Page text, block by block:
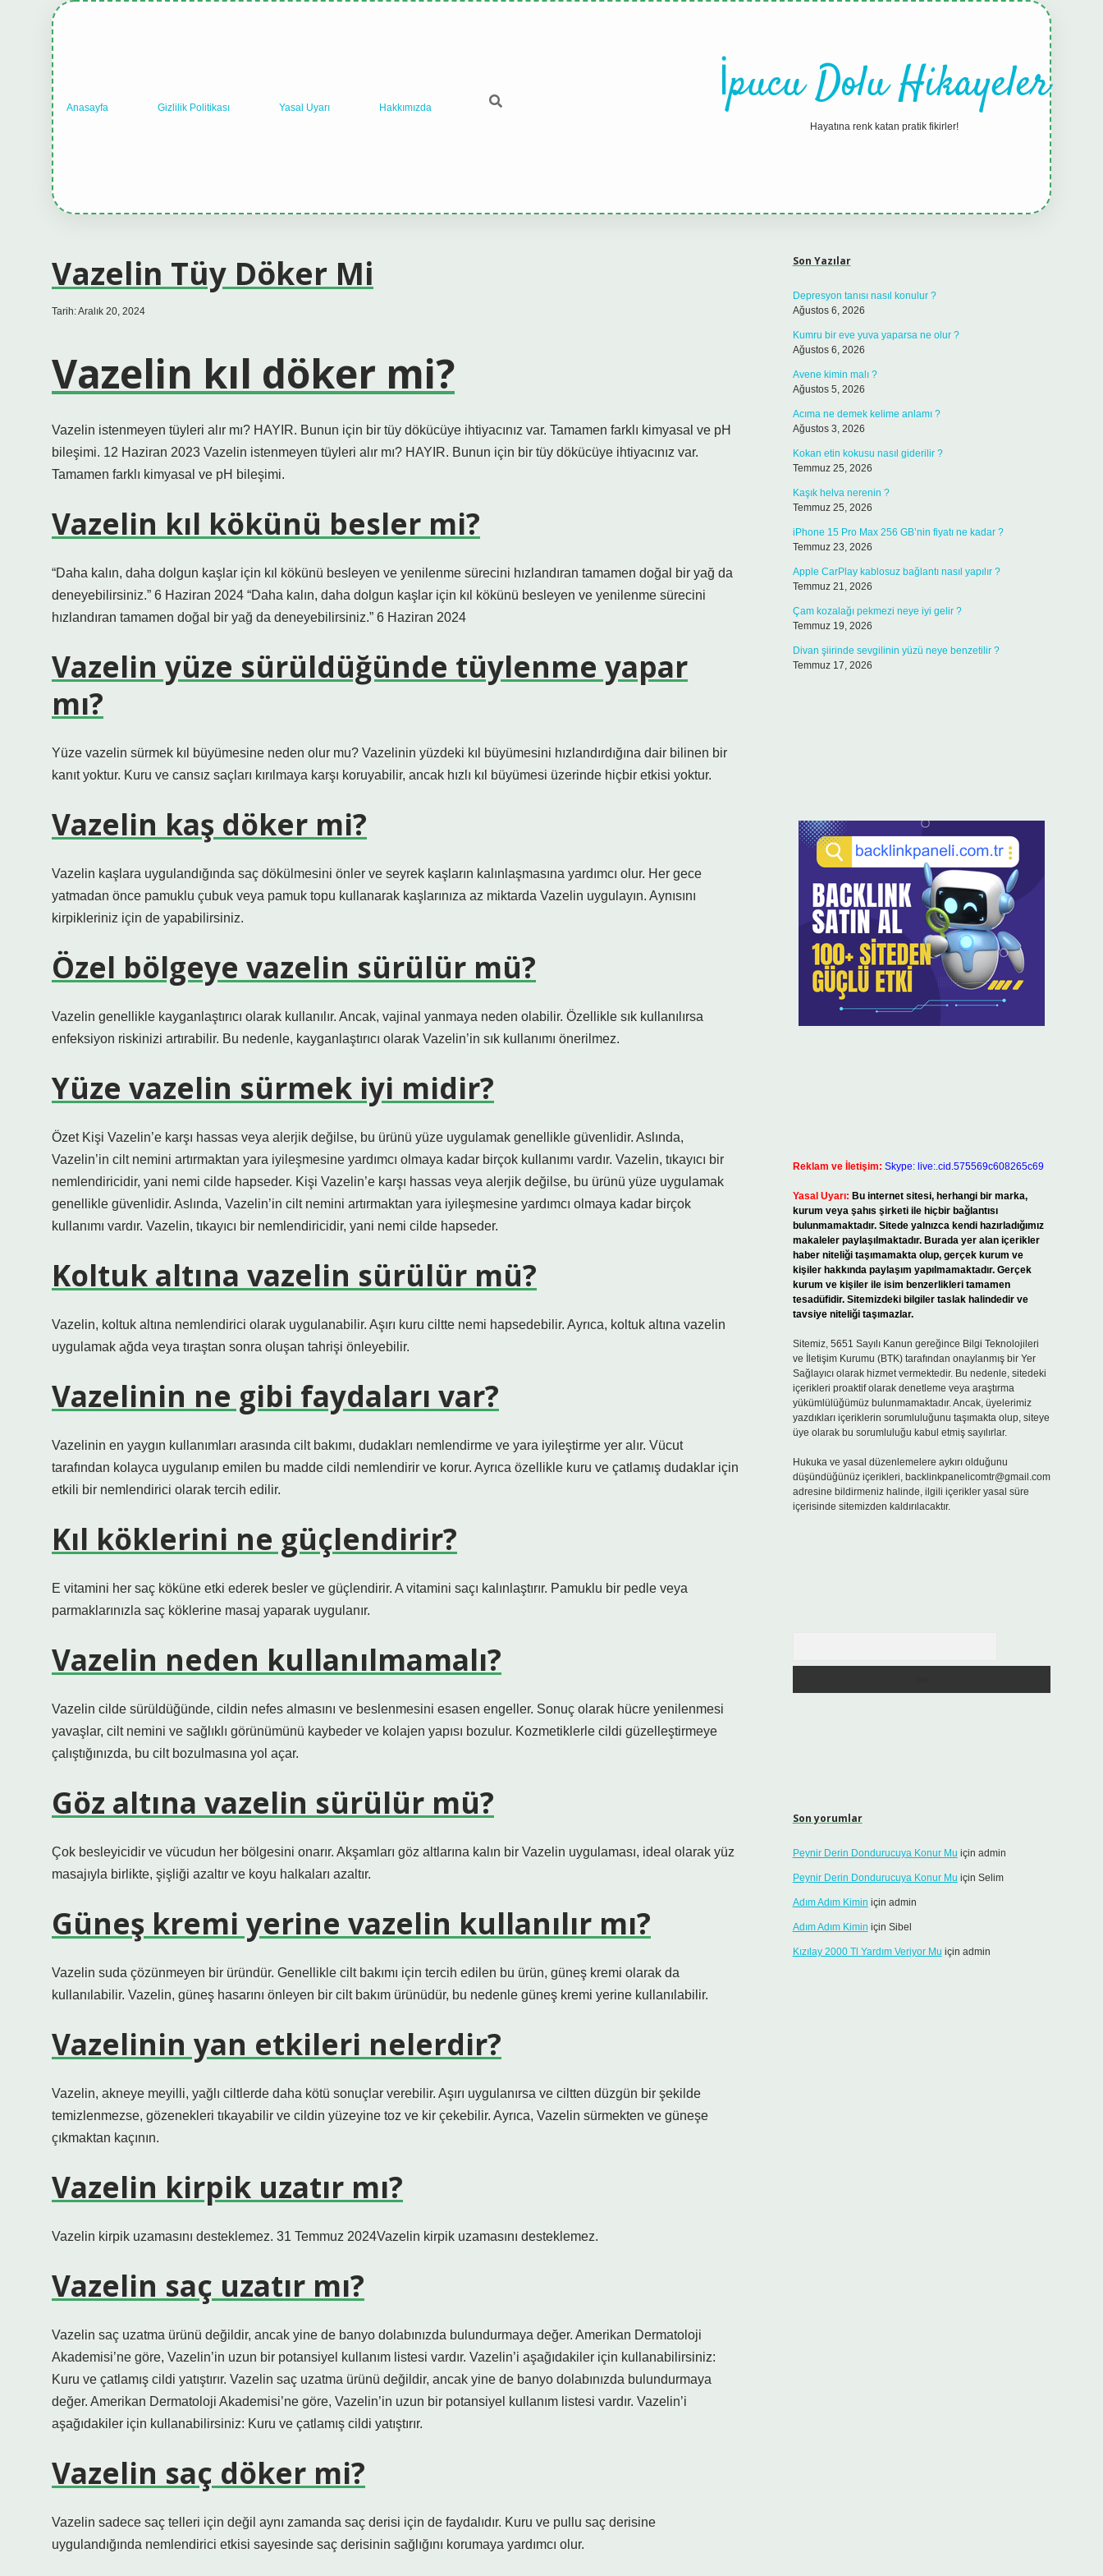
Anasayfa Gizlilik Politikası Yasal Uyarı Hakkımızda İpucu Dolu Hikayeler
Hayatına renk katan pratik fikirler!
Vazelin Tüy Döker Mi
Tarih: Aralık 20, 2024
Vazelin kıl döker mi?
Vazelin istenmeyen tüyleri alır mı? HAYIR. Bunun için bir tüy dökücüye ihtiyacınız var. Tamamen farklı kimyasal ve pH
bileşimi. 12 Haziran 2023 Vazelin istenmeyen tüyleri alır mı? HAYIR. Bunun için bir tüy dökücüye ihtiyacınız var.
Tamamen farklı kimyasal ve pH bileşimi.
Vazelin kıl kökünü besler mi?
“Daha kalın, daha dolgun kaşlar için kıl kökünü besleyen ve yenilenme sürecini hızlandıran tamamen doğal bir yağ da
deneyebilirsiniz.” 6 Haziran 2024 “Daha kalın, daha dolgun kaşlar için kıl kökünü besleyen ve yenilenme sürecini
hızlandıran tamamen doğal bir yağ da deneyebilirsiniz.” 6 Haziran 2024
Vazelin yüze sürüldüğünde tüylenme yapar
mı?
Yüze vazelin sürmek kıl büyümesine neden olur mu? Vazelinin yüzdeki kıl büyümesini hızlandırdığına dair bilinen bir
kanıt yoktur. Kuru ve cansız saçları kırılmaya karşı koruyabilir, ancak hızlı kıl büyümesi üzerinde hiçbir etkisi yoktur.
Vazelin kaş döker mi?
Vazelin kaşlara uygulandığında saç dökülmesini önler ve seyrek kaşların kalınlaşmasına yardımcı olur. Her gece
yatmadan önce pamuklu çubuk veya pamuk topu kullanarak kaşlarınıza az miktarda Vazelin uygulayın. Aynısını
kirpikleriniz için de yapabilirsiniz.
Özel bölgeye vazelin sürülür mü?
Vazelin genellikle kayganlaştırıcı olarak kullanılır. Ancak, vajinal yanmaya neden olabilir. Özellikle sık kullanılırsa
enfeksiyon riskinizi artırabilir. Bu nedenle, kayganlaştırıcı olarak Vazelin’in sık kullanımı önerilmez.
Yüze vazelin sürmek iyi midir?
Özet Kişi Vazelin’e karşı hassas veya alerjik değilse, bu ürünü yüze uygulamak genellikle güvenlidir. Aslında,
Vazelin’in cilt nemini artırmaktan yara iyileşmesine yardımcı olmaya kadar birçok kullanımı vardır. Vazelin, tıkayıcı bir
nemlendiricidir, yani nemi cilde hapseder. Kişi Vazelin’e karşı hassas veya alerjik değilse, bu ürünü yüze uygulamak
genellikle güvenlidir. Aslında, Vazelin’in cilt nemini artırmaktan yara iyileşmesine yardımcı olmaya kadar birçok
kullanımı vardır. Vazelin, tıkayıcı bir nemlendiricidir, yani nemi cilde hapseder.
Koltuk altına vazelin sürülür mü?
Vazelin, koltuk altına nemlendirici olarak uygulanabilir. Aşırı kuru ciltte nemi hapsedebilir. Ayrıca, koltuk altına vazelin
uygulamak ağda veya tıraştan sonra oluşan tahrişi önleyebilir.
Vazelinin ne gibi faydaları var?
Vazelinin en yaygın kullanımları arasında cilt bakımı, dudakları nemlendirme ve yara iyileştirme yer alır. Vücut
tarafından kolayca uygulanıp emilen bu madde cildi nemlendirir ve korur. Ayrıca özellikle kuru ve çatlamış dudaklar için
etkili bir nemlendirici olarak tercih edilir.
Kıl köklerini ne güçlendirir?
E vitamini her saç köküne etki ederek besler ve güçlendirir. A vitamini saçı kalınlaştırır. Pamuklu bir pedle veya
parmaklarınızla saç köklerine masaj yaparak uygulanır.
Vazelin neden kullanılmamalı?
Vazelin cilde sürüldüğünde, cildin nefes almasını ve beslenmesini esasen engeller. Sonuç olarak hücre yenilenmesi
yavaşlar, cilt nemini ve sağlıklı görünümünü kaybeder ve kolajen yapısı bozulur. Kozmetiklerle cildi güzelleştirmeye
çalıştığınızda, bu cilt bozulmasına yol açar.
Göz altına vazelin sürülür mü?
Çok besleyicidir ve vücudun her bölgesini onarır. Akşamları göz altlarına kalın bir Vazelin uygulaması, ideal olarak yüz
masajıyla birlikte, şişliği azaltır ve koyu halkaları azaltır.
Güneş kremi yerine vazelin kullanılır mı?
Vazelin suda çözünmeyen bir üründür. Genellikle cilt bakımı için tercih edilen bu ürün, güneş kremi olarak da
kullanılabilir. Vazelin, güneş hasarını önleyen bir cilt bakım ürünüdür, bu nedenle güneş kremi yerine kullanılabilir.
Vazelinin yan etkileri nelerdir?
Vazelin, akneye meyilli, yağlı ciltlerde daha kötü sonuçlar verebilir. Aşırı uygulanırsa ve ciltten düzgün bir şekilde
temizlenmezse, gözenekleri tıkayabilir ve cildin yüzeyine toz ve kir çekebilir. Ayrıca, Vazelin sürmekten ve güneşe
çıkmaktan kaçının.
Vazelin kirpik uzatır mı?
Vazelin kirpik uzamasını desteklemez. 31 Temmuz 2024Vazelin kirpik uzamasını desteklemez.
Vazelin saç uzatır mı?
Vazelin saç uzatma ürünü değildir, ancak yine de banyo dolabınızda bulundurmaya değer. Amerikan Dermatoloji
Akademisi’ne göre, Vazelin’in uzun bir potansiyel kullanım listesi vardır. Vazelin’i aşağıdakiler için kullanabilirsiniz:
Kuru ve çatlamış cildi yatıştırır. Vazelin saç uzatma ürünü değildir, ancak yine de banyo dolabınızda bulundurmaya
değer. Amerikan Dermatoloji Akademisi’ne göre, Vazelin’in uzun bir potansiyel kullanım listesi vardır. Vazelin’i
aşağıdakiler için kullanabilirsiniz: Kuru ve çatlamış cildi yatıştırır.
Vazelin saç döker mi?
Vazelin sadece saç telleri için değil aynı zamanda saç derisi için de faydalıdır. Kuru ve pullu saç derisine
uygulandığında nemlendirici etkisi sayesinde saç derisinin sağlığını korumaya yardımcı olur.
Son Yazılar
Depresyon tanısı nasıl konulur ?
Ağustos 6, 2026
Kumru bir eve yuva yaparsa ne olur ?
Ağustos 6, 2026
Avene kimin malı ?
Ağustos 5, 2026
Acıma ne demek kelime anlamı ?
Ağustos 3, 2026
Kokan etin kokusu nasıl giderilir ?
Temmuz 25, 2026
Kaşık helva nerenin ?
Temmuz 25, 2026
iPhone 15 Pro Max 256 GB’nin fiyatı ne kadar ?
Temmuz 23, 2026
Apple CarPlay kablosuz bağlantı nasıl yapılır ?
Temmuz 21, 2026
Çam kozalağı pekmezi neye iyi gelir ?
Temmuz 19, 2026
Divan şiirinde sevgilinin yüzü neye benzetilir ?
Temmuz 17, 2026
Reklam ve İletişim: Skype: live:.cid.575569c608265c69
Yasal Uyarı: Bu internet sitesi, herhangi bir marka,
kurum veya şahıs şirketi ile hiçbir bağlantısı
bulunmamaktadır. Sitede yalnızca kendi hazırladığımız
makaleler paylaşılmaktadır. Burada yer alan içerikler
haber niteliği taşımamakta olup, gerçek kurum ve
kişiler hakkında paylaşım yapılmamaktadır. Gerçek
kurum ve kişiler ile isim benzerlikleri tamamen
tesadüfidir. Sitemizdeki bilgiler taslak halindedir ve
tavsiye niteliği taşımazlar.
Sitemiz, 5651 Sayılı Kanun gereğince Bilgi Teknolojileri
ve İletişim Kurumu (BTK) tarafından onaylanmış bir Yer
Sağlayıcı olarak hizmet vermektedir. Bu nedenle, sitedeki
içerikleri proaktif olarak denetleme veya araştırma
yükümlülüğümüz bulunmamaktadır. Ancak, üyelerimiz
yazdıkları içeriklerin sorumluluğunu taşımakta olup, siteye
üye olarak bu sorumluluğu kabul etmiş sayılırlar.
Hukuka ve yasal düzenlemelere aykırı olduğunu
düşündüğünüz içerikleri, backlinkpanelicomtr@gmail.com
adresine bildirmeniz halinde, ilgili içerikler yasal süre
içerisinde sitemizden kaldırılacaktır.
Son yorumlar
Peynir Derin Dondurucuya Konur Mu için admin
Peynir Derin Dondurucuya Konur Mu için Selim
Adım Adım Kimin için admin
Adım Adım Kimin için Sibel
Kızılay 2000 Tl Yardım Veriyor Mu için admin